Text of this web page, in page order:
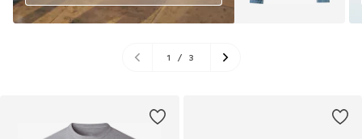
1 / 3